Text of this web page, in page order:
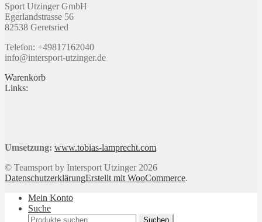
Sport Utzinger GmbH
Egerlandstrasse 56
82538 Geretsried
Telefon: +49817162040
info@intersport-utzinger.de
Warenkorb
Links:
Umsetzung: www.tobias-lamprecht.com
© Teamsport by Intersport Utzinger 2026
DatenschutzerklärungErstellt mit WooCommerce.
Mein Konto
Suche
Suchen
Suchen